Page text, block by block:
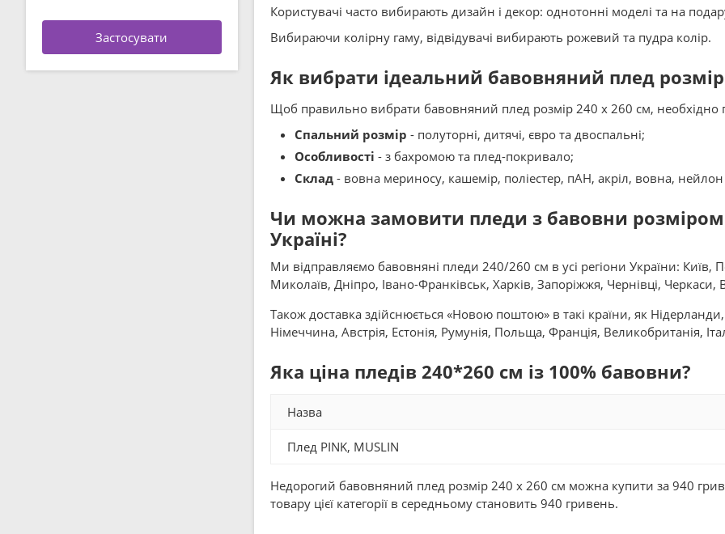
Користувачі часто вибирають дизайн і декор: однотонні моделі та на
Вибираючи колірну гаму, відвідувачі вибирають рожевий та пудра колір.
Як вибрати ідеальний бавовняний плед
Щоб правильно вибрати бавовняний плед розмір 240 x 260 см, необхідно
Спальний розмір - полуторні, дитячі, євро та двоспальні;
Особливості - з бахромою та плед-покривало;
Склад- вовна мериносу, кашемір, поліестер, пАН, акріл, вовна,
Чи можна замовити пледи з бавовни розміром
Україні?
Ми відправляємо бавовняні пледи 240/260 см в усі регіони України:
Миколаїв, Дніпро, Івано-Франківськ, Харків, Запоріжжя, Чернівці, Черкаси,
Також доставка здійснюється «Новою поштою» в такі країни, як
Німеччина, Австрія, Естонія, Румунія, Польща, Франція, Великобританія,
Яка ціна пледів 240*260 см із 100% бавовни?
Назва
Плед PINK, MUSLIN
Недорогий бавовняний плед розмір 240 x 260 см можна купити за 940
товару цієї категорії в середньому становить 940 гривень.